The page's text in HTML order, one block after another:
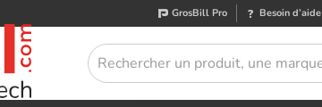
GrosBill Pro Besoin d’aide